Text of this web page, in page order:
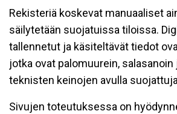
Rekisteriä koskevat manuaaliset
säilytetään suojatuissa tiloissa.
tallennetut ja käsiteltävät tiedot
jotka ovat palomuurein, salasanoin
teknisten keinojen avulla
Sivujen toteutuksessa on